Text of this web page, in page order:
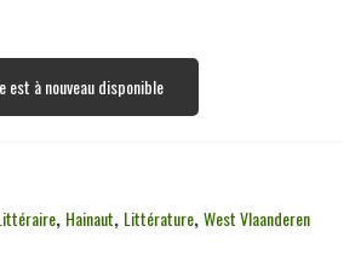
à nouveau disponible
, Hainaut, Littérature,West Vlaanderen